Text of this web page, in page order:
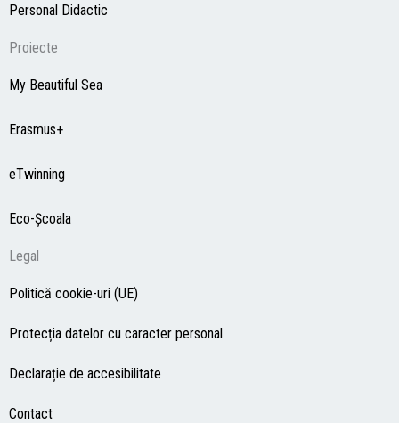
Personal Didactic
Proiecte
My Beautiful Sea
Erasmus+
eTwinning
Eco-Şcoala
Legal
Politică cookie-uri (UE)
Protecția datelor cu caracter personal
Declarație de accesibilitate
Contact